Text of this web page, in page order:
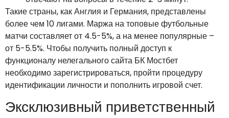
Такие страны, как Англия и Германия, представлены
более чем 10 лигами. Маржа на топовые футбольные
матчи составляет от 4.5-5%, а на менее популярные –
от 5-5.5%. Чтобы получить полный доступ к
функционалу нелегального сайта БК Мостбет
необходимо зарегистрироваться, пройти процедуру
идентификации личности и пополнить игровой счет.
Эксклюзивный приветственный